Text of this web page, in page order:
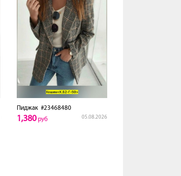
Пиджак #23468480
05.08.2026
1,380руб